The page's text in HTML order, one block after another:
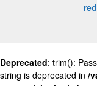
Deprecated: trim():
string is deprecated in /